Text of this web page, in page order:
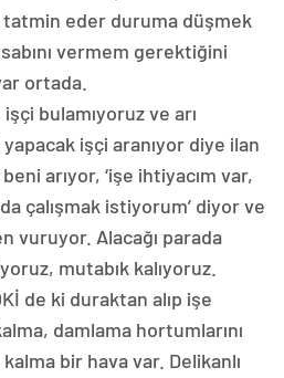
tatmin eder duruma düşmek
vermem gerektiğini
ortada.
bulamıyoruz ve arı
işçi aranıyor diye ilan
arıyor, ‘işe ihtiyacım var,
çalışmak istiyorum’ diyor ve
vuruyor. Alacağı parada
mutabık kalıyoruz.
de ki duraktan alıp işe
damlama hortumlarını
bir hava var. Delikanlı